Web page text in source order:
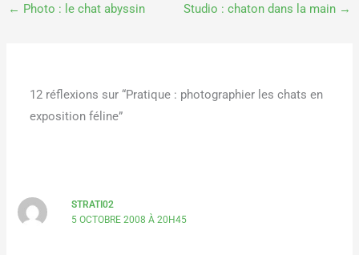
← Photo : le chat abyssin Studio : chaton dans la main →
12 réflexions sur “Pratique : photographier les chats en
exposition féline”
STRATI02
5 OCTOBRE 2008 À 20H45